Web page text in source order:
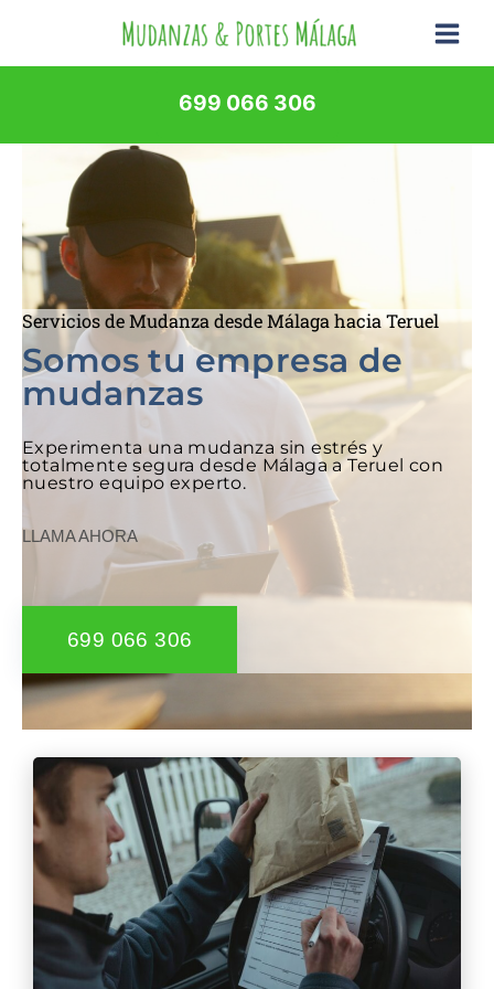
699 066 306
Servicios de Mudanza desde Málaga hacia Teruel
Somos tu empresa de
mudanzas
Experimenta una mudanza sin estrés y
totalmente segura desde Málaga a Teruel con
nuestro equipo experto.
LLAMA AHORA
699 066 306